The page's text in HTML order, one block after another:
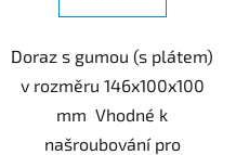
Doraz s gumou (s plátem)
v rozměru 146x100x100
mm Vhodné k
našroubování pro